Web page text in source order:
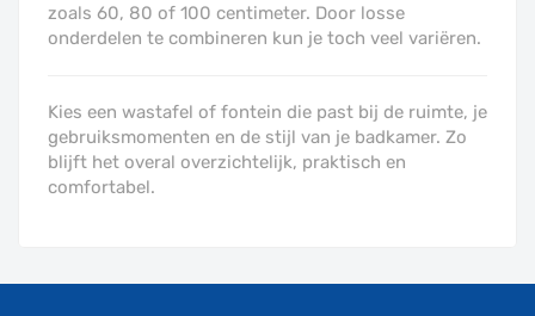
zoals 60, 80 of 100 centimeter. Door losse
onderdelen te combineren kun je toch veel variëren.
Kies een wastafel of fontein die past bij de ruimte, je
gebruiksmomenten en de stijl van je badkamer. Zo
blijft het overal overzichtelijk, praktisch en
comfortabel.